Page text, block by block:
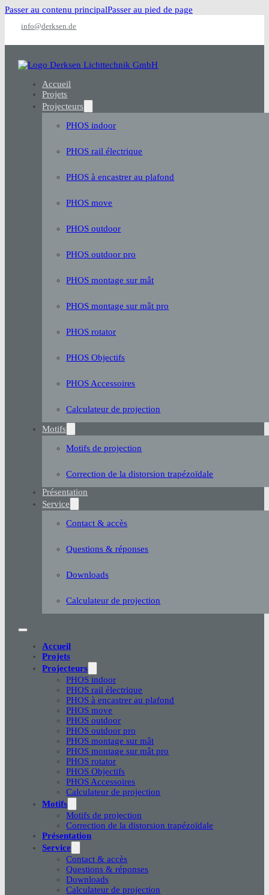
Passer au contenu principalPasser au pied de page
info@derksen.de
Accueil
Projets
Projecteurs
PHOS indoor
PHOS rail électrique
PHOS à encastrer au plafond
PHOS move
PHOS outdoor
PHOS outdoor pro
PHOS montage sur mât
PHOS montage sur mât pro
PHOS rotator
PHOS Objectifs
PHOS Accessoires
Calculateur de projection
Motifs
Motifs de projection
Correction de la distorsion trapézoïdale
Présentation
Service
Contact & accès
Questions & réponses
Downloads
Calculateur de projection
Accueil
Projets
Projecteurs
PHOS indoor
PHOS rail électrique
PHOS à encastrer au plafond
PHOS move
PHOS outdoor
PHOS outdoor pro
PHOS montage sur mât
PHOS montage sur mât pro
PHOS rotator
PHOS Objectifs
PHOS Accessoires
Calculateur de projection
Motifs
Motifs de projection
Correction de la distorsion trapézoïdale
Présentation
Service
Contact & accès
Questions & réponses
Downloads
Calculateur de projection